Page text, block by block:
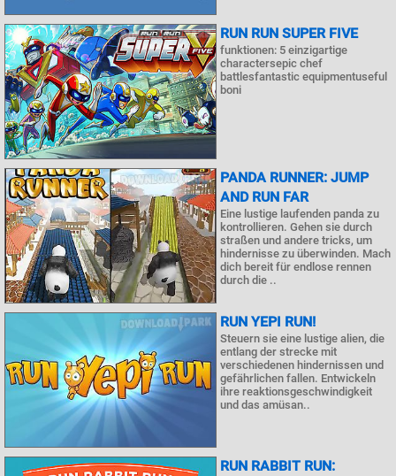
RUN RUN SUPER FIVE
funktionen: 5 einzigartige
charactersepic chef
battlesfantastic equipmentuseful
boni
PANDA RUNNER: JUMP
AND RUN FAR
Eine lustige laufenden panda zu
kontrollieren. Gehen sie durch
straßen und andere tricks, um
hindernisse zu überwinden. Mach
dich bereit für endlose rennen
durch die ..
RUN YEPI RUN!
Steuern sie eine lustige alien, die
entlang der strecke mit
verschiedenen hindernissen und
gefährlichen fallen. Entwickeln
ihre reaktionsgeschwindigkeit
und das amüsan..
RUN RABBIT RUN: